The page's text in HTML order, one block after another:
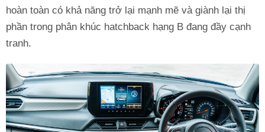
hoàn toàn có khả năng trở lại mạnh mẽ và giành lại thị
phần trong phân khúc hatchback hạng B đang đầy cạnh
tranh.